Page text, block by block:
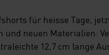
für heisse Tage,
und neuen Materialien:
12,7 cm lange